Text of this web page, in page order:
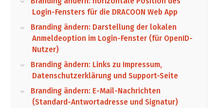
Login-Fensters für die DRACOON Web App
Branding ändern: Darstellung der lokalen
Anmeldeoption im Login-Fenster (für OpenID-
Nutzer)
Branding ändern: Links zu Impressum,
Datenschutzerklärung und Support-Seite
Branding ändern: E-Mail-Nachrichten
(Standard-Antwortadresse und Signatur)